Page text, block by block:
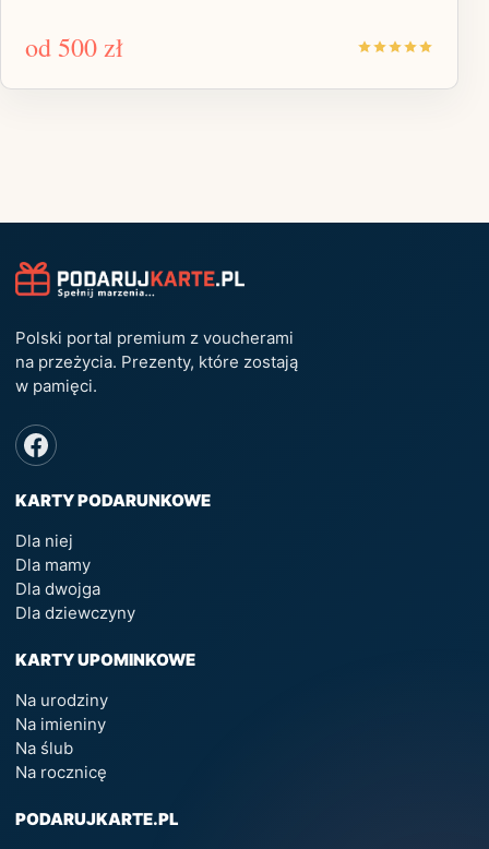
od 500 zł
Polski portal premium z voucherami
na przeżycia. Prezenty, które zostają
w pamięci.
KARTY PODARUNKOWE
Dla niej
Dla mamy
Dla dwojga
Dla dziewczyny
KARTY UPOMINKOWE
Na urodziny
Na imieniny
Na ślub
Na rocznicę
PODARUJKARTE.PL